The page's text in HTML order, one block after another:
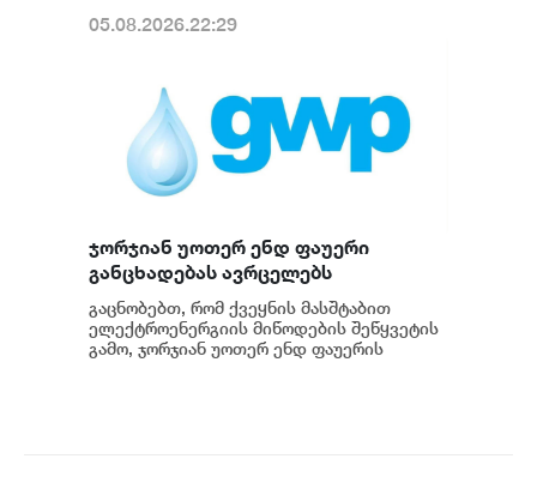
05.08.2026.22:29
ჯორჯიან უოთერ ენდ ფაუერი
განცხადებას ავრცელებს
გაცნობებთ, რომ ქვეყნის მასშტაბით
ელექტროენერგიის მიწოდების შეწყვეტის
გამო, ჯორჯიან უოთერ ენდ ფაუერის